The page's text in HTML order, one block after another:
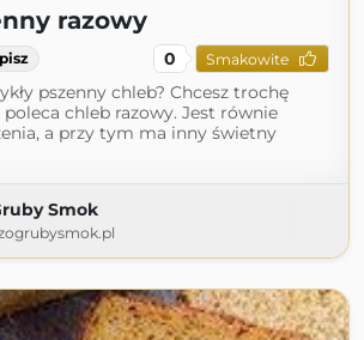
razowy
0 Smakowite
pszenny chleb? Chcesz trochę
chleb razowy. Jest równie
a przy tym ma inny świetny
Smok